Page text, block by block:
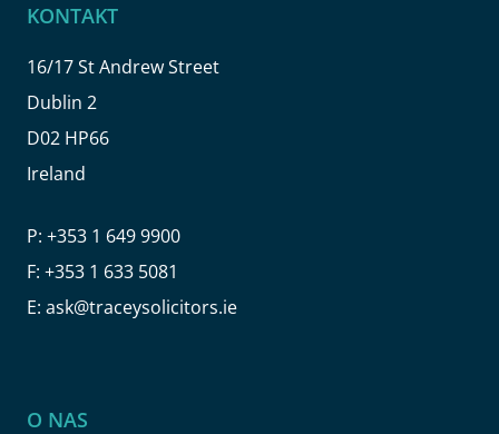
KONTAKT
16/17 St Andrew Street
Dublin 2
D02 HP66
Ireland
P: +353 1 649 9900
F: +353 1 633 5081
E: ask@traceysolicitors.ie
O NAS